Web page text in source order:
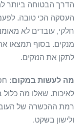
הדרך הבטוחה ביותר
העסקה הכי טובה.
חלקי, עובדים לא
מנקים. בסוף תמצאו
לתקן את הנזקים.
מה לעשות במקום:
לאיכות. שאלו מה
רמת ההכשרה של
ולישון בשקט.